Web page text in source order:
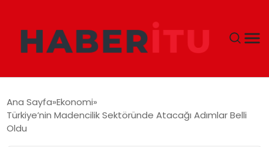
DÜNYA
Ana Sayfa Ekonomi
Türkiye’nin Madencilik Sektöründe Atacağı Adımlar Belli
Oldu